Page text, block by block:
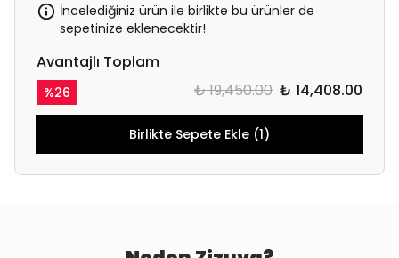
İncelediğiniz ürün ile birlikte bu ürünler de
sepetinize eklenecektir!
Avantajlı Toplam
%26 ₺ 19,450.00 ₺ 14,408.00
Birlikte Sepete Ekle (1)